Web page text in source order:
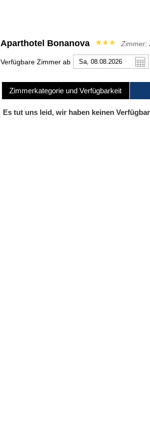
Español English
US dollar Pound
Aparthotel Bonanova ★★★ Zimmer:
Verfügbare Zimmer ab
Zimmerkategorie und Verfügbarkeit
Es tut uns leid, wir haben keinen